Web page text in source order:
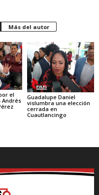
Más del autor
el
Andrés
Guadalupe Daniel
vislumbra una elección
cerrada en
Cuautlancingo